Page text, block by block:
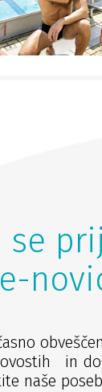
se
e-
in
naše